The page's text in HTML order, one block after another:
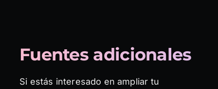
Fuentes adicionales
Si estás interesado en ampliar tu